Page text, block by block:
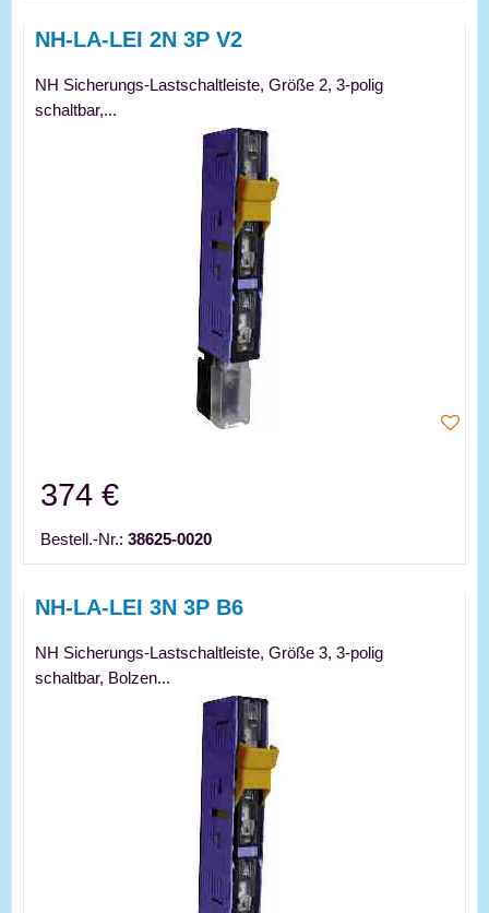
NH-LA-LEI 2N 3P V2
NH Sicherungs-Lastschaltleiste, Größe 2, 3-polig
schaltbar,...
374 €
Bestell.-Nr.: 38625-0020
NH-LA-LEI 3N 3P B6
NH Sicherungs-Lastschaltleiste, Größe 3, 3-polig
schaltbar, Bolzen...